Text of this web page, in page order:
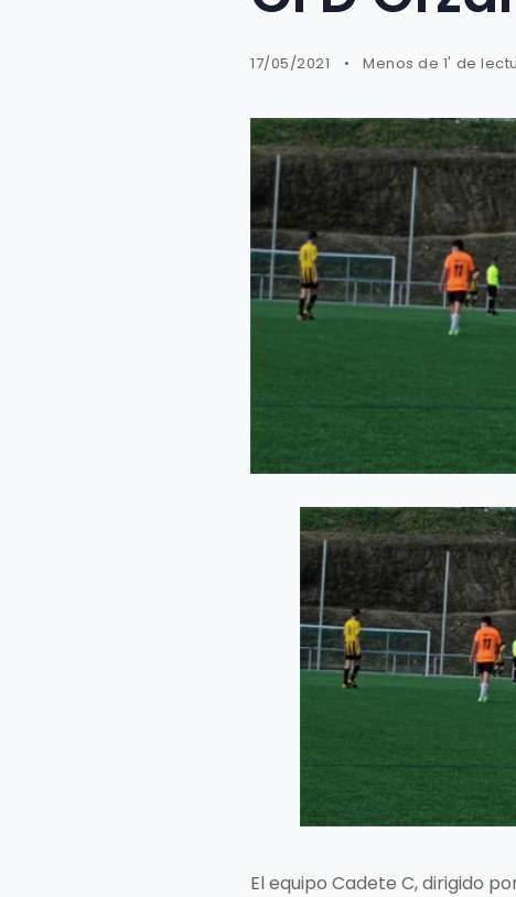
17/05/2021 Menos de 1' de
El equipo Cadete C, dirigido